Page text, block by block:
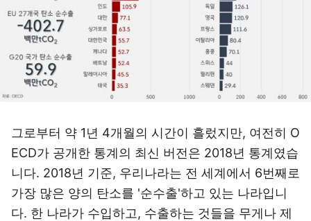
그로부터 약 1년 4개월의 시간이 흘렀지만, 여전히 O
ECD가 공개한 통계의 최신 버전은 2018년 통계였습
니다. 2018년 기준, 우리나라는 전 세계에서 6번째로
가장 많은 양의 탄소를 '순수출'하고 있는 나라입니
다. 한 나라가 수입하고, 수출하는 것들을 무게나 제